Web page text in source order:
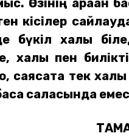
кісілер
бүкіл халық
халық пен
саясатқа тек
басқа саласында